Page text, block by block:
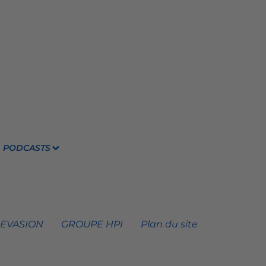
PODCASTS
GROUPE HPI Plan du site